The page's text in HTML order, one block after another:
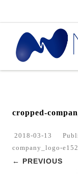
cropped-
2018-03-13
company_logo-
← PREVIOUS